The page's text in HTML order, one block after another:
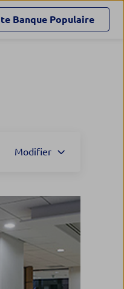
Banque Populaire
Modifier